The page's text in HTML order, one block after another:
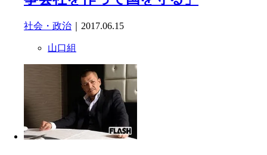
社会・政治 ｜2017.06.15
山口組